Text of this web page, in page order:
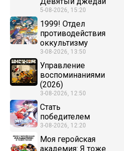
5-08-2026, 15:20
1999! Отдел
противодействия
оккультизму
3-08-2026, 13:50
Управление
воспоминаниями
(2026)
3-08-2026, 12:50
Стать
победителем
3-08-2026, 12:20
Моя геройская
академия: Я тоже